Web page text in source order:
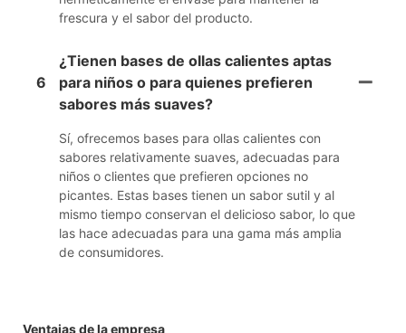
frescura y el sabor del producto.
6
¿Tienen bases de ollas calientes aptas
para niños o para quienes prefieren
sabores más suaves?
Sí, ofrecemos bases para ollas calientes con
sabores relativamente suaves, adecuadas para
niños o clientes que prefieren opciones no
picantes. Estas bases tienen un sabor sutil y al
mismo tiempo conservan el delicioso sabor, lo que
las hace adecuadas para una gama más amplia
de consumidores.
Ventajas de la empresa